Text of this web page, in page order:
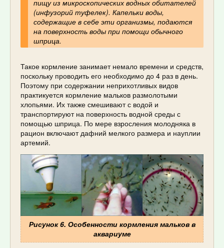
пищу из микроскопических водных обитателей
(инфузорий туфелек). Капельки воды,
содержащие в себе эти организмы, подаются
на поверхность воды при помощи обычного
шприца.
Такое кормление занимает немало времени и средств,
поскольку проводить его необходимо до 4 раз в день.
Поэтому при содержании неприхотливых видов
практикуется кормление мальков размолотыми
хлопьями. Их также смешивают с водой и
транспортируют на поверхность водной среды с
помощью шприца. По мере взросления молодняка в
рацион включают дафний мелкого размера и науплии
артемий.
Рисунок 6. Особенности кормления мальков в
аквариуме